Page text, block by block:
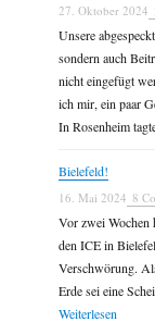
27. Oktober 2024
Unsere
sondern auch
nicht eingefügt
ich mir, ein paar
In Rosenheim
Bielefeld!
16. Mai 2024 8
Vor zwei Wochen
den ICE in
Verschwörung.
Erde sei eine
Weiterlesen